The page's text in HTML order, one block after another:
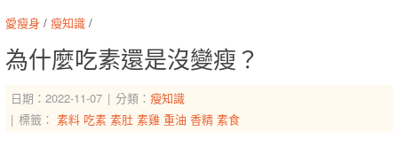
愛瘦身 / 瘦知識 /
為什麼吃素還是沒變瘦？
日期：2022-11-07 分類： 瘦知識
標籤： 素料 吃素 素肚 素雞 重油 香精 素食